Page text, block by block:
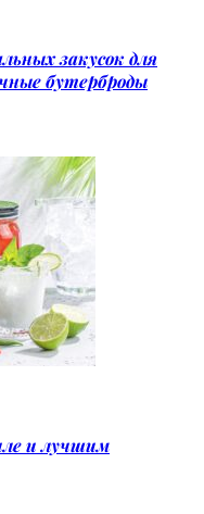
закусок для
бутерброды
и лучшим